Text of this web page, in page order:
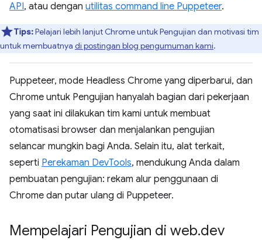
API, atau dengan utilitas command line Puppeteer.
Tips:Pelajari lebih lanjut Chrome untuk Pengujian dan motivasi tim
untuk membuatnya di postingan blog pengumuman kami.
Puppeteer, mode Headless Chrome yang diperbarui, dan
Chrome untuk Pengujian hanyalah bagian dari pekerjaan
yang saat ini dilakukan tim kami untuk membuat
otomatisasi browser dan menjalankan pengujian
selancar mungkin bagi Anda. Selain itu, alat terkait,
seperti Perekaman DevTools, mendukung Anda dalam
pembuatan pengujian: rekam alur penggunaan di
Chrome dan putar ulang di Puppeteer.
Mempelajari Pengujian di web.dev